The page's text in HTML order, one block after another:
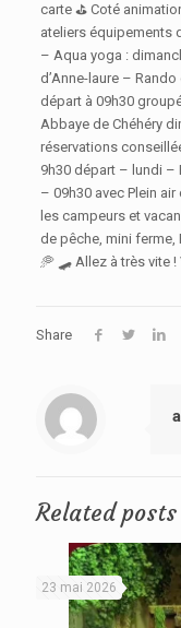
carte ⛳️ Coté
ateliers équipements
– Aqua yoga :
d’Anne-laure –
départ à 09h30
Abbaye de Chéhéry
réservations
9h30 départ – lundi –
– 09h30 avec Plein
les campeurs et
de pêche, mini ferme,
🥏 🛹 Allez à très vite
Share
Related posts
23 mai 2026